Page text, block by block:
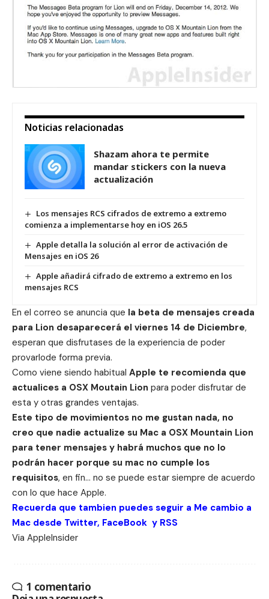
Noticias relacionadas
Shazam ahora te permite
mandar stickers con la nueva
actualización
Los mensajes RCS cifrados de extremo a extremo
comienza a implementarse hoy en iOS 26.5
Apple detalla la solución al error de activación de
Mensajes en iOS 26
Apple añadirá cifrado de extremo a extremo en los
mensajes RCS
En el correo se anuncia que la beta de mensajes creada
para Lion desaparecerá el viernes 14 de Diciembre,
esperan que disfrutases de la experiencia de poder
provarlode forma previa.
Como viene siendo habitual Apple te recomienda que
actualices a OSX Moutain Lion para poder disfrutar de
esta y otras grandes ventajas.
Este tipo de movimientos no me gustan nada, no
creo que nadie actualize su Mac a OSX Mountain Lion
para tener mensajes y habrá muchos que no lo
podrán hacer porque su mac no cumple los
requisitos, en fin… no se puede estar siempre de acuerdo
con lo que hace Apple.
Recuerda que tambien puedes seguir a Me cambio a
Mac desde Twitter, FaceBook y RSS
Via AppleInsider
1 comentario